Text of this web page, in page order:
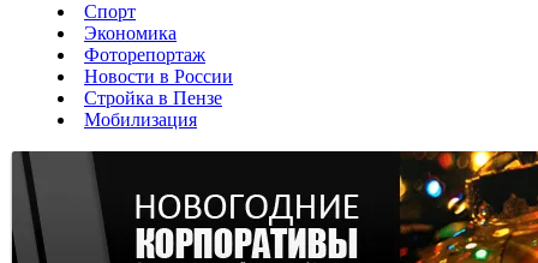
Спорт
Экономика
Фоторепортаж
Новости в России
Стройка в Пензе
Мобилизация